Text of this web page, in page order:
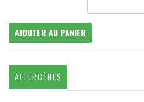
AJOUTER AU PANIER
ALLERGÈNES